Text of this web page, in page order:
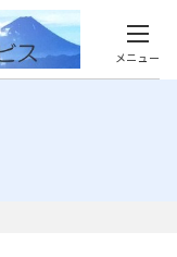
メニュー